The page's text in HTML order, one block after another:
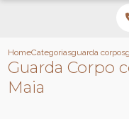
HomeCategoriasguarda corpos
Guarda Corpo
Maia